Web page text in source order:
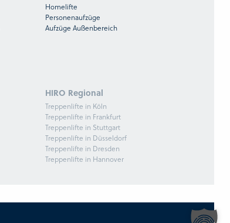
Homelifte
Personenaufzüge
Aufzüge Außenbereich
HIRO Regional
Treppenlifte in Köln
Treppenlifte in Frankfurt
Treppenlifte in Stuttgart
Treppenlifte in Düsseldorf
Treppenlifte in Dresden
Treppenlifte in Hannover